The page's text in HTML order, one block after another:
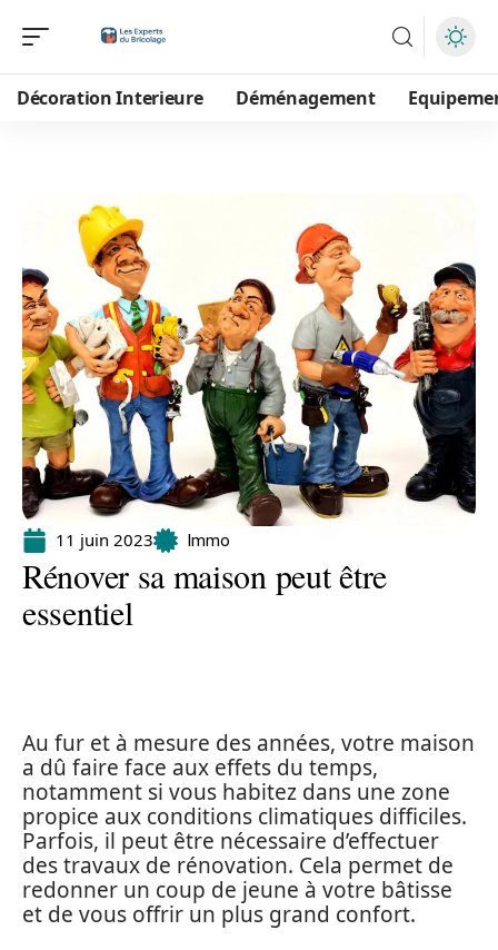
Décoration Interieure Déménagement
11 juin 2023 Immo
Rénover sa maison peut être
essentiel
Au fur et à mesure des années, votre maison
a dû faire face aux effets du temps,
notamment si vous habitez dans une zone
propice aux conditions climatiques difficiles.
Parfois, il peut être nécessaire d’effectuer
des travaux de rénovation. Cela permet de
redonner un coup de jeune à votre bâtisse
et de vous offrir un plus grand confort.